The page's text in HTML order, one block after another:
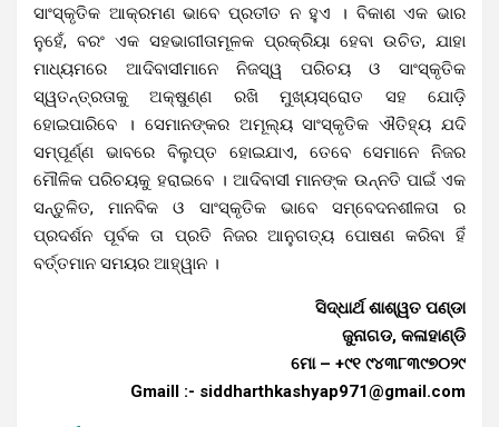
ସାଂସ୍କୃତିକ ଆକ୍ରମଣ ଭାବେ ପ୍ରତୀତ ନ ହୁଏ । ବିକାଶ ଏକ ଭାର
ନୁହେଁ, ବରଂ ଏକ ସହଭାଗୀତାମୂଳକ ପ୍ରକ୍ରିୟା ହେବା ଉଚିତ, ଯାହା
ମାଧ୍ୟମରେ ଆଦିବାସୀମାନେ ନିଜସ୍ୱ ପରିଚୟ ଓ ସାଂସ୍କୃତିକ
ସ୍ୱତନ୍ତ୍ରତାକୁ ଅକ୍ଷୁଣ୍ଣ ରଖି ମୁଖ୍ୟସ୍ରୋତ ସହ ଯୋଡ଼ି
ହୋଇପାରିବେ । ସେମାନଙ୍କର ଅମୂଲ୍ୟ ସାଂସ୍କୃତିକ ଐତିହ୍ୟ ଯଦି
ସମ୍ପୂର୍ଣ୍ଣ ଭାବରେ ବିଲୁପ୍ତ ହୋଇଯାଏ, ତେବେ ସେମାନେ ନିଜର
ମୌଳିକ ପରିଚୟକୁ ହରାଇବେ । ଆଦିବାସୀ ମାନଙ୍କ ଉନ୍ନତି ପାଇଁ ଏକ
ସନ୍ତୁଳିତ, ମାନବିକ ଓ ସାଂସ୍କୃତିକ ଭାବେ ସମ୍ବେଦନଶୀଳତା ର
ପ୍ରଦର୍ଶନ ପୂର୍ବକ ତା ପ୍ରତି ନିଜର ଆନୁଗତ୍ୟ ପୋଷଣ କରିବା ହିଁ
ବର୍ତ୍ତମାନ ସମୟର ଆହ୍ୱାନ ।
ସିଦ୍ଧାର୍ଥ ଶାଶ୍ୱତ ପଣ୍ଡା
ଜୁନାଗଡ, କଳାହାଣ୍ଡି
ମୋ – +୯୧ ୯୪୩୮୩୯୭୦୨୯
Gmaill :- siddharthkashyap971@gmail.com